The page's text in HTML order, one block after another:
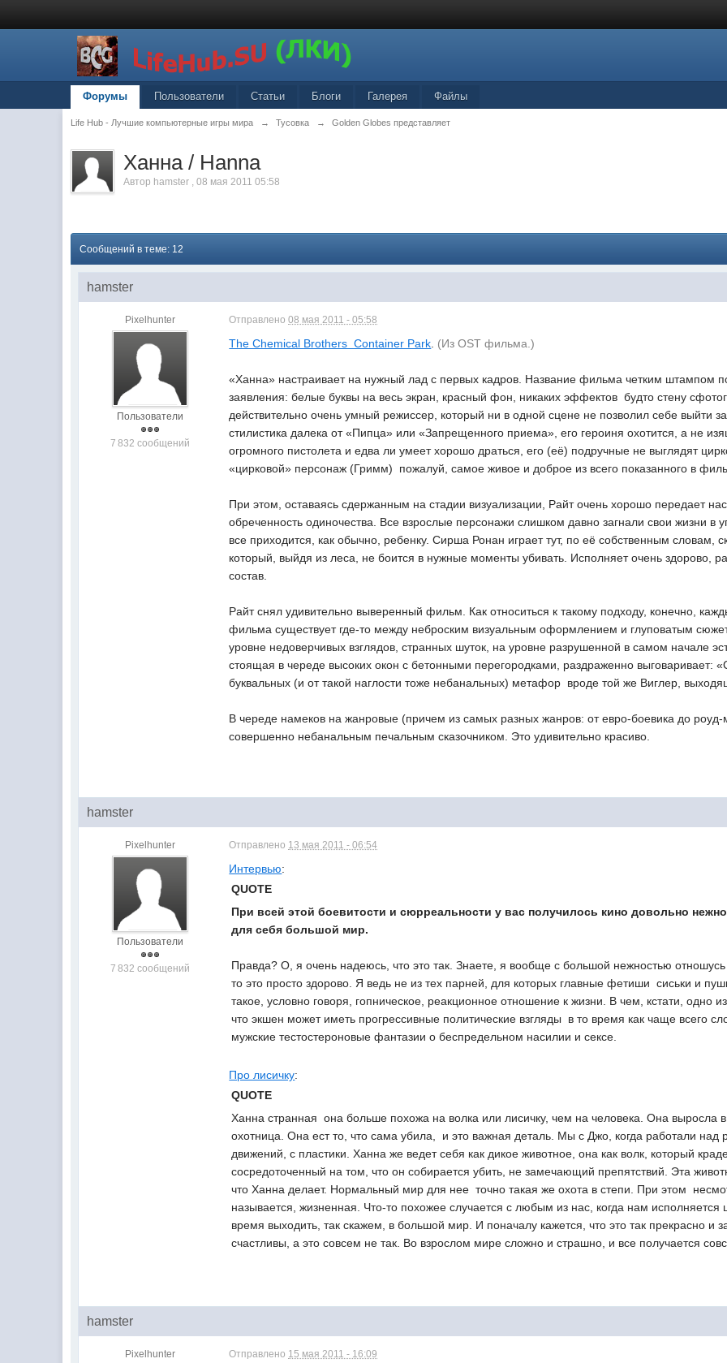
Форумы Пользователи Статьи Блоги Галерея Файлы
Life Hub - Лучшие компьютерные игры мира → Тусовка → Golden Globes представляет
Ханна / Hanna
Автор hamster ,08 мая 2011 05:58
Сообщений в теме: 12
hamster
Pixelhunter
Пользователи
7 832 сообщений
Отправлено08 мая 2011 - 05:58
The Chemical Brothers  Container Park (Из OST фильма.)
«Ханна» настраивает на нужный лад с первых кадров. Название фильма четким штампом
заявления: белые буквы на весь экран, красный фон, никаких эффектов  будто стену
действительно очень умный режиссер, который ни в одной сцене не позволил себе выйти
стилистика далека от «Пипца» или «Запрещенного приема», его героиня охотится, а не
огромного пистолета и едва ли умеет хорошо драться, его (её) подручные не выглядят
«цирковой» персонаж (Гримм)  пожалуй, самое живое и доброе из всего показанного в
При этом, оставаясь сдержанным на стадии визуализации, Райт очень хорошо передает
обреченность одиночества. Все взрослые персонажи слишком давно загнали свои жизни в
все приходится, как обычно, ребенку. Сирша Ронан играет тут, по её собственным словам,
который, выйдя из леса, не боится в нужные моменты убивать. Исполняет очень здорово,
состав.
Райт снял удивительно выверенный фильм. Как относиться к такому подходу, конечно,
фильма существует где-то между неброским визуальным оформлением и глуповатым
уровне недоверчивых взглядов, странных шуток, на уровне разрушенной в самом начале
стоящая в череде высоких окон с бетонными перегородками, раздраженно выговаривает:
буквальных (и от такой наглости тоже небанальных) метафор  вроде той же Виглер,
В череде намеков на жанровые (причем из самых разных жанров: от евро-боевика до
совершенно небанальным печальным сказочником. Это удивительно красиво.
hamster
Pixelhunter
Пользователи
7 832 сообщений
Отправлено 13 мая 2011 - 06:54
Интервью:
QUOTE
При всей этой боевитости и сюрреальности у вас получилось кино довольно
для себя большой мир.
Правда? О, я очень надеюсь, что это так. Знаете, я вообще с большой нежностью
то это просто здорово. Я ведь не из тех парней, для которых главные фетиши  сиськи и
такое, условно говоря, гопническое, реакционное отношение к жизни. В чем, кстати, одно
что экшен может иметь прогрессивные политические взгляды  в то время как чаще всего
мужские тестостероновые фантазии о беспредельном насилии и сексе.
Про лисичку:
QUOTE
Ханна странная  она больше похожа на волка или лисич­ку, чем на человека. Она выросла
охотница. Она ест то, что сама убила,  и это важная деталь. Мы с Джо, когда работали
движений, с пластики. Ханна же ведет себя как дикое животное, она как волк, который
сосредоточенный на том, что он собирается убить, не замечающий препятствий. Эта
что Ханна делает. Нормальный мир для нее  точно такая же охота в степи. При этом 
называется, жизненная. Что-то похожее случается с любым из нас, когда нам исполняется
время выходить, так скажем, в большой мир. И поначалу кажется, что это так прекрасно и
счастливы, а это совсем не так. Во взрослом мире сложно и страшно, и все получается
hamster
Pixelhunter Отправлено 15 мая 2011 - 16:09